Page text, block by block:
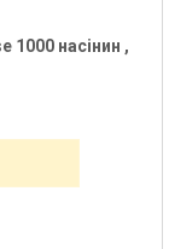
1000 насінин ,